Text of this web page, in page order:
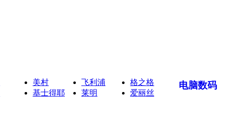
美村 飞利浦
格之格
基士得耶 莱明 爱丽丝
电脑数码